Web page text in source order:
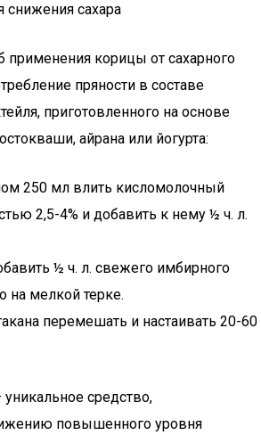
сахара
применения корицы от сахарного
пряности в составе
приготовленного на основе
айрана или йогурта:
250 мл влить кисломолочный
2,5-4% и добавить к нему ½ ч. л.
½ ч. л. свежего имбирного
на мелкой терке.
перемешать и настаивать 20-60
средство,
повышенного уровня